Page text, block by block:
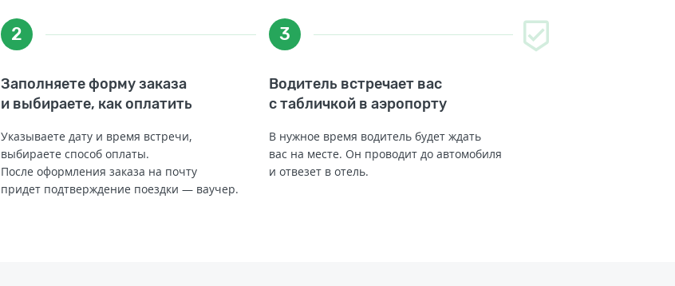
2
Заполняете форму заказа
и выбираете, как оплатить
Указываете дату и время встречи,
выбираете способ оплаты.
После оформления заказа на почту
придет подтверждение поездки — ваучер.
3
Водитель встречает вас
с табличкой в аэропорту
В нужное время водитель будет ждать
вас на месте. Он проводит до автомобиля
и отвезет в отель.